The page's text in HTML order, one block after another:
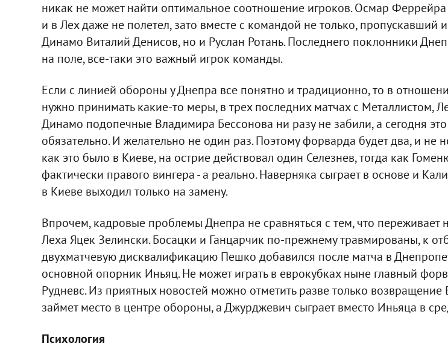
никак не может найти оптимальное соотношение игроков. Осмар
и в Лех даже не полетел, зато вместе с командой не только, пропускавший
Динамо Виталий Денисов, но и Руслан Ротань. Последнего поклонники
на поле, все-таки это важный игрок команды.
Если с линией обороны у Днепра все понятно и традиционно, то в
нужно принимать какие-то меры, в трех последних матчах с Металлистом,
Динамо подопечные Владимира Бессонова ни разу не забили, а сегодня
обязательно. И желательно не один раз. Поэтому форварда будет два, и не
как это было в Киеве, на острие действовал один Селезнев, тогда как
фактически правого вингера - а реально. Наверняка сыграет в основе и
в Киеве выходил только на замену.
Впрочем, кадровые проблемы Днепра не сравняться с тем, что переживает
Леха Яцек Зелински. Босацки и Ганцарчик по-прежнему травмированы, к
двухматчевую дисквалификацию Пешко добавился после матча в
основной опорник Иньяц. Не может играть в еврокубках ныне главный
Рудневс. Из приятных новостей можно отметить разве только возвращение
займет место в центре обороны, а Джурджевич сыграет вместо Иньяца в
Психология